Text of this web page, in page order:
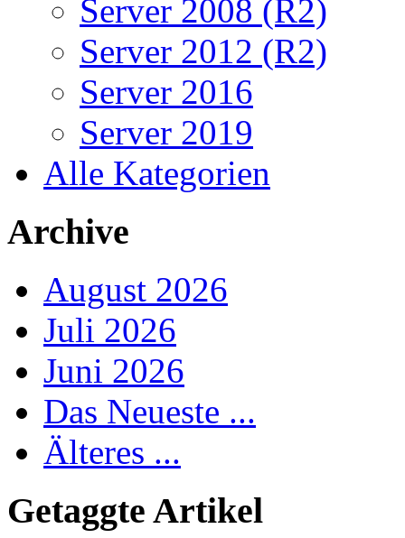
Server 2008 (R2)
Server 2012 (R2)
Server 2016
Server 2019
Alle Kategorien
Archive
August 2026
Juli 2026
Juni 2026
Das Neueste ...
Älteres ...
Getaggte Artikel